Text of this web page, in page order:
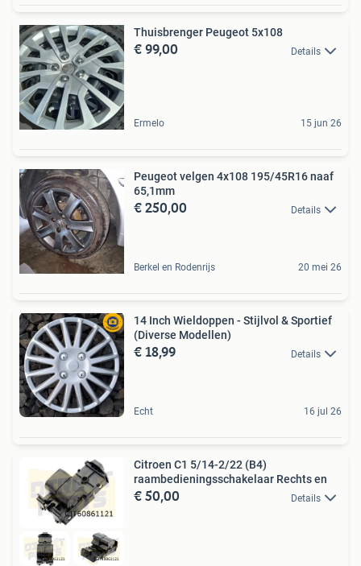
Thuisbrenger Peugeot 5x108
€ 99,00 Details
Ermelo 15 jun 26
Peugeot velgen 4x108 195/45R16 naaf
65,1mm
€ 250,00 Details
Berkel en Rodenrijs 20 mei 26
14 Inch Wieldoppen - Stijlvol & Sportief
(Diverse Modellen)
€ 18,99 Details
Echt 16 jul 26
Citroen C1 5/14-2/22 (B4)
raambedieningsschakelaar Rechts en
€ 50,00 Details